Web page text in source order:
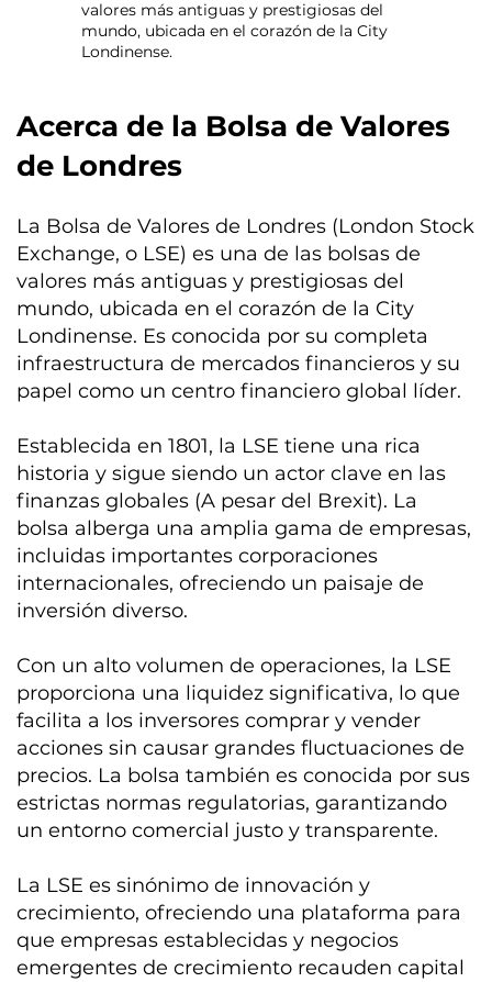
valores más antiguas y prestigiosas del
mundo, ubicada en el corazón de la City
Londinense.
Acerca de la Bolsa de Valores
de Londres
La Bolsa de Valores de Londres (London Stock
Exchange, o LSE) es una de las bolsas de
valores más antiguas y prestigiosas del
mundo, ubicada en el corazón de la City
Londinense. Es conocida por su completa
infraestructura de mercados financieros y su
papel como un centro financiero global líder.
Establecida en 1801, la LSE tiene una rica
historia y sigue siendo un actor clave en las
finanzas globales (A pesar del Brexit). La
bolsa alberga una amplia gama de empresas,
incluidas importantes corporaciones
internacionales, ofreciendo un paisaje de
inversión diverso.
Con un alto volumen de operaciones, la LSE
proporciona una liquidez significativa, lo que
facilita a los inversores comprar y vender
acciones sin causar grandes fluctuaciones de
precios. La bolsa también es conocida por sus
estrictas normas regulatorias, garantizando
un entorno comercial justo y transparente.
La LSE es sinónimo de innovación y
crecimiento, ofreciendo una plataforma para
que empresas establecidas y negocios
emergentes de crecimiento recauden capital